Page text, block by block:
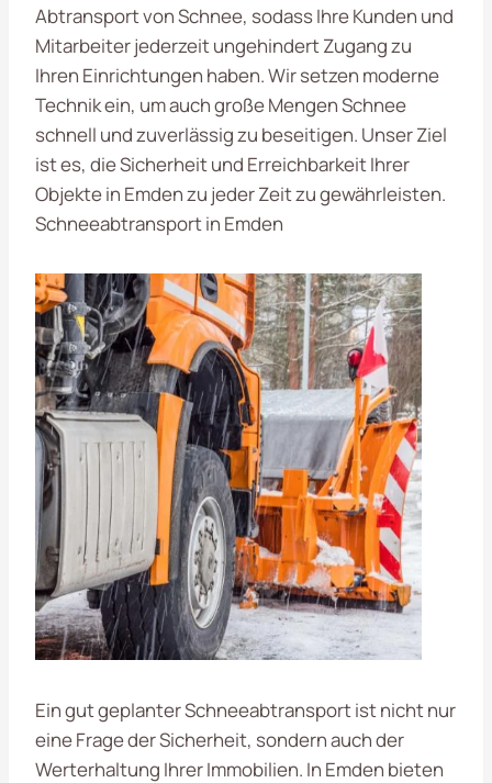
Abtransport von Schnee, sodass Ihre Kunden und
Mitarbeiter jederzeit ungehindert Zugang zu
Ihren Einrichtungen haben. Wir setzen moderne
Technik ein, um auch große Mengen Schnee
schnell und zuverlässig zu beseitigen. Unser Ziel
ist es, die Sicherheit und Erreichbarkeit Ihrer
Objekte in Emden zu jeder Zeit zu gewährleisten.
Schneeabtransport in Emden
Ein gut geplanter Schneeabtransport ist nicht nur
eine Frage der Sicherheit, sondern auch der
Werterhaltung Ihrer Immobilien. In Emden bieten